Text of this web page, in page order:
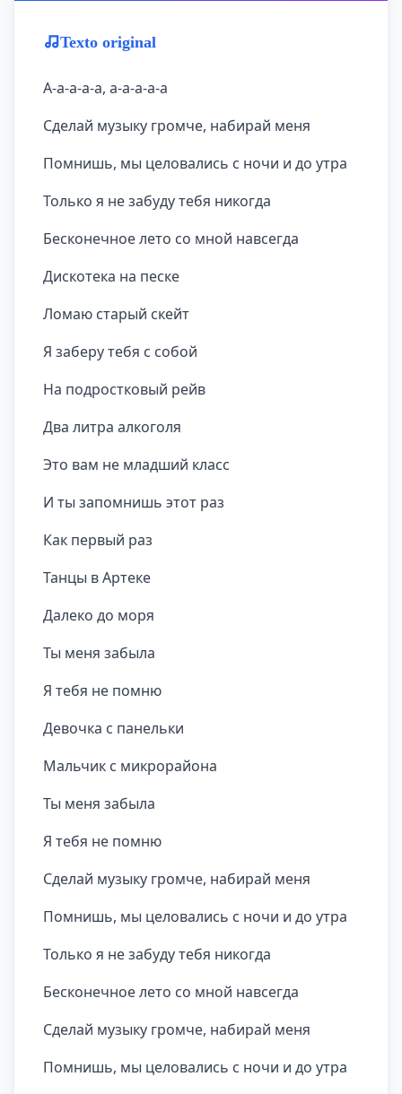
Texto original
А-а-а-а-а, а-а-а-а-а
Сделай музыку громче, набирай меня
Помнишь, мы целовались с ночи и до утра
Только я не забуду тебя никогда
Бесконечное лето со мной навсегда
Дискотека на песке
Ломаю старый скейт
Я заберу тебя с собой
На подростковый рейв
Два литра алкоголя
Это вам не младший класс
И ты запомнишь этот раз
Как первый раз
Танцы в Артеке
Далеко до моря
Ты меня забыла
Я тебя не помню
Девочка с панельки
Мальчик с микрорайона
Ты меня забыла
Я тебя не помню
Сделай музыку громче, набирай меня
Помнишь, мы целовались с ночи и до утра
Только я не забуду тебя никогда
Бесконечное лето со мной навсегда
Сделай музыку громче, набирай меня
Помнишь, мы целовались с ночи и до утра